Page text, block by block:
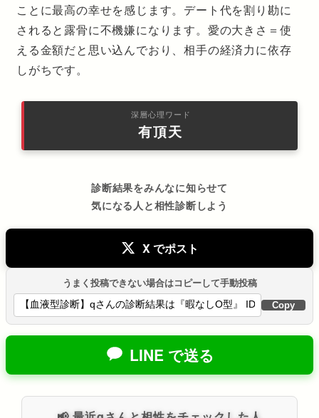
ことに最高の幸せを感じます。デート代を割り勘に
されると露骨に不機嫌になります。愛の大きさ＝使
える金額だと思い込んでおり、相手の経済力に依存
しがちです。
深層心理ワード
有頂天
診断結果をみんなに知らせて
気になる人と相性診断しよう
X でポスト
うまく投稿できない場合はコピーして手動投稿
Copy
LINE で送る